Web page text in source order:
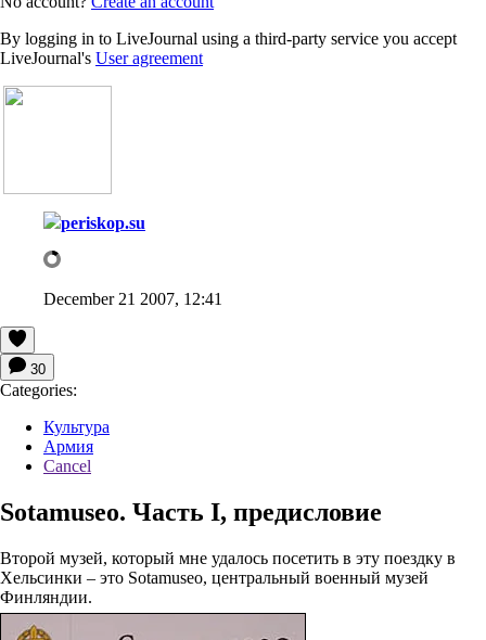
By logging in to LiveJournal using a third-party service you accept
LiveJournal's User agreement
periskop.su
December 21 2007, 12:41
30
Categories:
Культура
Армия
Cancel
Sotamuseo. Часть I, предисловие
Второй музей, который мне удалось посетить в эту поездку в
Хельсинки – это Sotamuseo, центральный военный музей
Финляндии.